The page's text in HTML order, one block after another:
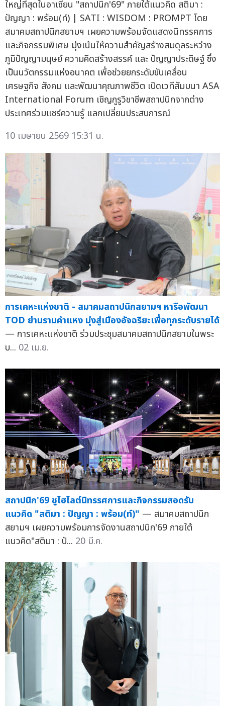
ใหญ่ที่สุดในอาเซียน "สถาปนิก'69" ภายใต้แนวคิด สติมา :
ปัญญา : พร้อม(ท์) | SATI : WISDOM : PROMPT โดย
สมาคมสถาปนิกสยามฯ เผยความพร้อมจัดแสดงนิทรรศการ
และกิจกรรมพิเศษ มุ่งเน้นให้ความสำคัญสร้างสมดุลระหว่าง
ภูมิปัญญามนุษย์ ความคิดสร้างสรรค์ และ ปัญญาประดิษฐ์ ซึ่ง
เป็นนวัตกรรมแห่งอนาคต เพื่อช่วยยกระดับขับเคลื่อน
เศรษฐกิจ สังคม และพัฒนาคุณภาพชีวิต เปิดเวทีสัมมนา ASA
International Forum เชิญกูรูวิชาชีพสถาปนิกจากต่าง
ประเทศร่วมแชร์ความรู้ แลกเปลี่ยนประสบการณ์
10 เมษายน 2569 15:31 น.
การเคหะแห่งชาติ - สมาคมสถาปนิกสยามฯ หารือพัฒนา
TOD ย่านรามคำแหง มุ่งสู่เมืองอัจฉริยะเพื่อทุกระดับรายได้
— การเคหะแห่งชาติ ร่วมประชุมสมาคมสถาปนิกสยามในพระ
บ... 02 เม.ย.
สถาปนิก'69 ชูไฮไลต์นิทรรศการและกิจกรรมสอดรับ
แนวคิด "สติมา : ปัญญา : พร้อม(ท์)" — สมาคมสถาปนิก
สยามฯ เผยความพร้อมการจัดงานสถาปนิก'69 ภายใต้
แนวคิด"สติมา : ปั... 20 มี.ค.